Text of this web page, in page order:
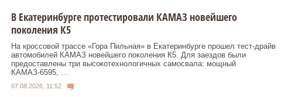
В Екатеринбурге протестировали КАМАЗ новейшего
поколения К5
На кроссовой трассе «Гора Пильная» в Екатеринбурге прошел тест-драйв
автомобилей КАМАЗ новейшего поколения К5. Для заездов были
предоставлены три высокотехнологичных самосвала: мощный
КАМАЗ-6595, ...
07.08.2026, 11:52